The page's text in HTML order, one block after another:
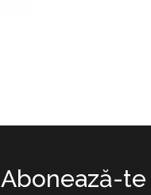
Abonează-